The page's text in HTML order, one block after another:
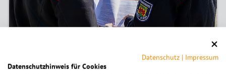
Datenschutz | Impressum
Datenschutzhinweis für Cookies